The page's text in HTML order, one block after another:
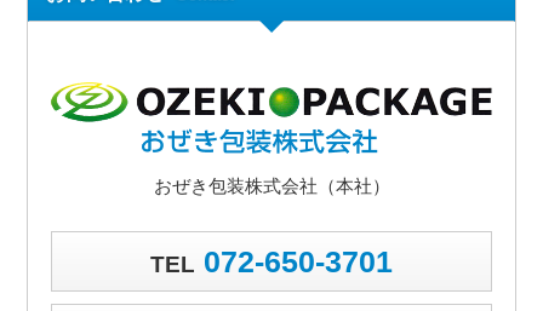
おぜき包装株式会社（本社）
TEL 072-650-3701